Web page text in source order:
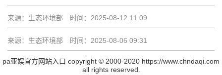
来源：生态环境部 时间：2025-08-12 11:09
来源：生态环境部 时间：2025-08-06 09:31
pa亚娱官方网站入口 copyright © 2000-2020 https://www.chndaqi.com
all rights reserved.